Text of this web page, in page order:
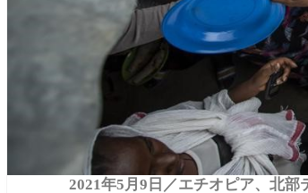
2021年5月9日／エチオピア、北部